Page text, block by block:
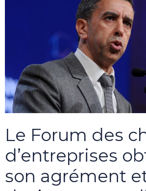
Le Forum des
d’entreprises
son agrément